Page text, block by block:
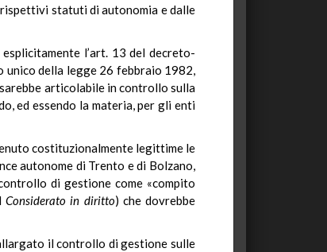
statuti di autonomia e dalle
l’art. 13 del decreto-
unico della legge 26 febbraio 1982,
articolabile in controllo sulla
ed essendo la materia, per gli enti
costituzionalmente legittime le
autonome di Trento e di Bolzano,
di gestione come «compito
Considerato in diritto) che dovrebbe
il controllo di gestione sulle